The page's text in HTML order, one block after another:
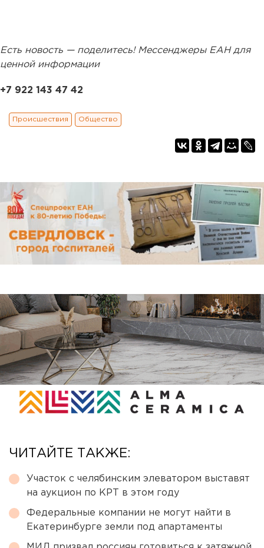
Есть новость — поделитесь! Мессенджеры ЕАН для
ценной информации
+7 922 143 47 42
Происшествия Общество
ЧИТАЙТЕ ТАКЖЕ:
Участок с челябинским элеватором выставят
на аукцион по КРТ в этом году
Федеральные компании не могут найти в
Екатеринбурге земли под апартаменты